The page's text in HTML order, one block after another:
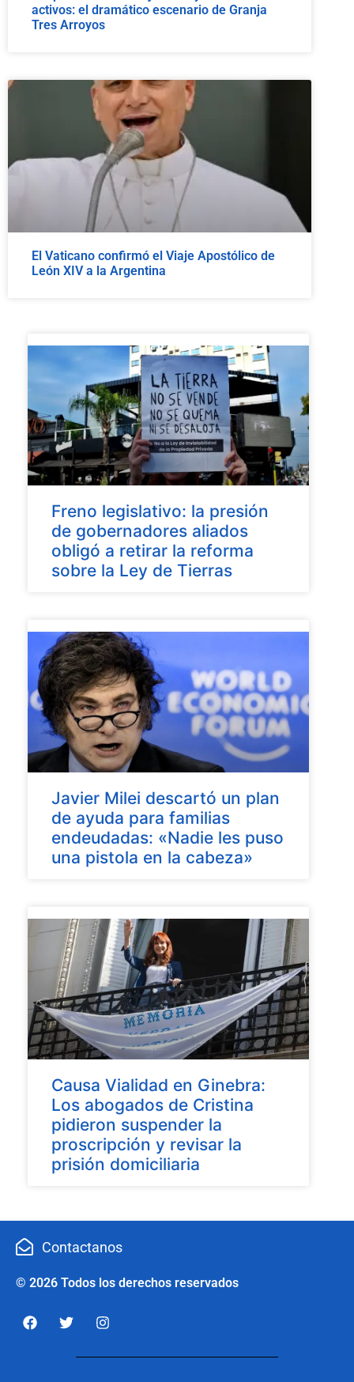
activos: el dramático escenario de Granja
Tres Arroyos
El Vaticano confirmó el Viaje Apostólico de
León XIV a la Argentina
Freno legislativo: la presión
de gobernadores aliados
obligó a retirar la reforma
sobre la Ley de Tierras
Javier Milei descartó un plan
de ayuda para familias
endeudadas: «Nadie les puso
una pistola en la cabeza»
Causa Vialidad en Ginebra:
Los abogados de Cristina
pidieron suspender la
proscripción y revisar la
prisión domiciliaria
Contactanos
© 2026 Todos los derechos reservados